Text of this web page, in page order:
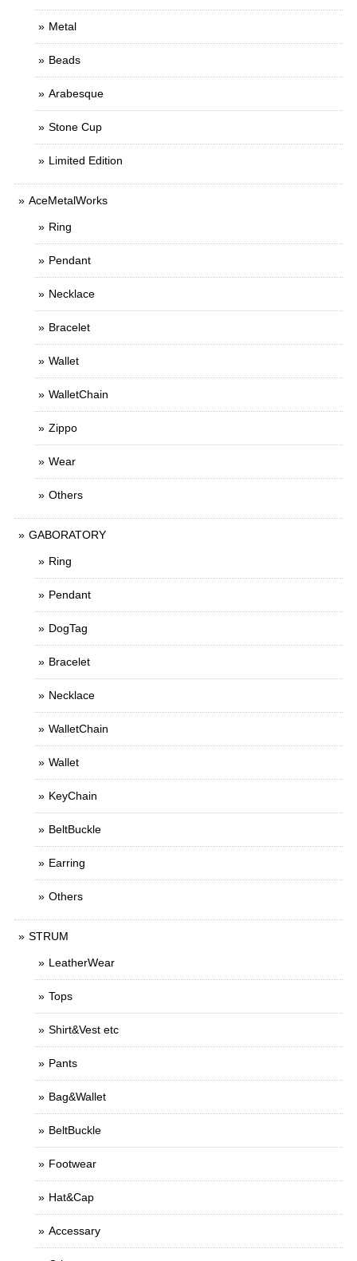
Metal
Beads
Arabesque
Stone Cup
Limited Edition
AceMetalWorks
Ring
Pendant
Necklace
Bracelet
Wallet
WalletChain
Zippo
Wear
Others
GABORATORY
Ring
Pendant
DogTag
Bracelet
Necklace
WalletChain
Wallet
KeyChain
BeltBuckle
Earring
Others
STRUM
LeatherWear
Tops
Shirt&Vest etc
Pants
Bag&Wallet
BeltBuckle
Footwear
Hat&Cap
Accessary